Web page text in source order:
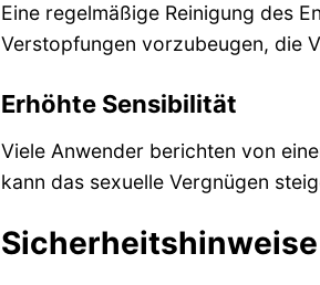
Eine regelmäßige Reinigung des
Verstopfungen vorzubeugen, die
Erhöhte Sensibilität
Viele Anwender berichten von
kann das sexuelle Vergnügen